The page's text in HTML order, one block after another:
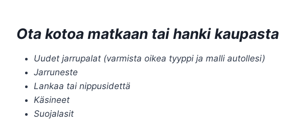
Ota kotoa matkaan tai hanki kaupasta
Uudet jarrupalat (varmista oikea tyyppi ja malli autollesi)
Jarruneste
Lankaa tai nippusidettä
Käsineet
Suojalasit